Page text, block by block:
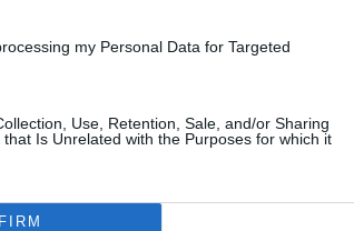
my Personal Data for Targeted
Use, Retention, Sale, and/or Sharing
Is Unrelated with the Purposes for which it